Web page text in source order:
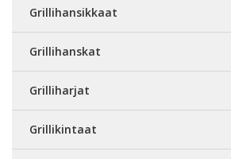
Grillihansikkaat
Grillihanskat
Grilliharjat
Grillikintaat